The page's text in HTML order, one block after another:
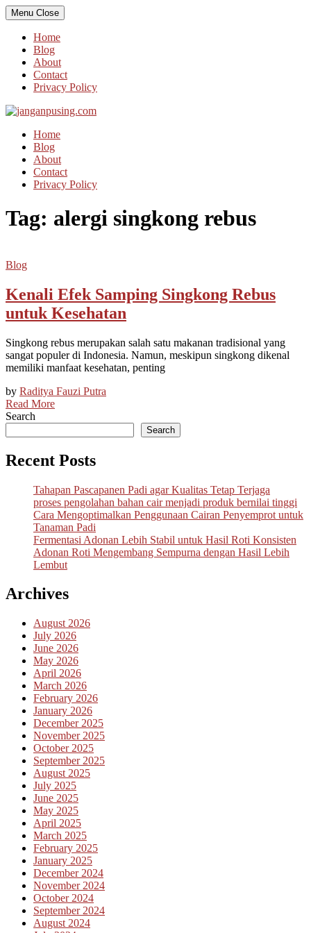
Skip
to
content
Menu Close
Home
Blog
About
Contact
Privacy Policy
Home
Blog
About
Contact
Privacy Policy
Tag: alergi singkong rebus
Blog
Kenali Efek Samping Singkong Rebus
untuk Kesehatan
Singkong rebus merupakan salah satu makanan tradisional yang
sangat populer di Indonesia. Namun, meskipun singkong dikenal
memiliki manfaat kesehatan, penting
by Raditya Fauzi Putra
Read More
Search
Search
Recent Posts
Tahapan Pascapanen Padi agar Kualitas Tetap Terjaga
proses pengolahan bahan cair menjadi produk bernilai tinggi
Cara Mengoptimalkan Penggunaan Cairan Penyemprot untuk
Tanaman Padi
Fermentasi Adonan Lebih Stabil untuk Hasil Roti Konsisten
Adonan Roti Mengembang Sempurna dengan Hasil Lebih
Lembut
Archives
August 2026
July 2026
June 2026
May 2026
April 2026
March 2026
February 2026
January 2026
December 2025
November 2025
October 2025
September 2025
August 2025
July 2025
June 2025
May 2025
April 2025
March 2025
February 2025
January 2025
December 2024
November 2024
October 2024
September 2024
August 2024